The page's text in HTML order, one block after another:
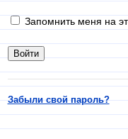
Запомнить меня на
Забыли свой пароль?